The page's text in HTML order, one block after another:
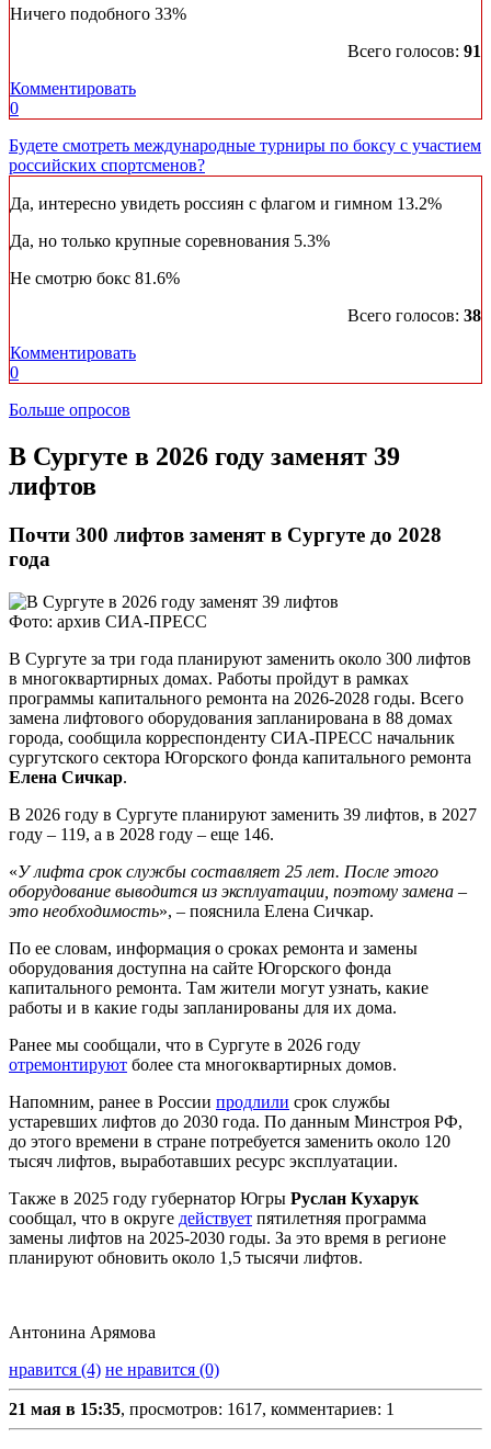
Ничего подобного 33%
Всего голосов: 91
Комментировать
0
Будете смотреть международные турниры по боксу с участием
российских спортсменов?
Да, интересно увидеть россиян с флагом и гимном 13.2%
Да, но только крупные соревнования 5.3%
Не смотрю бокс 81.6%
Всего голосов: 38
Комментировать
0
Больше опросов
​В Сургуте в 2026 году заменят 39
лифтов
Почти 300 лифтов заменят в Сургуте до 2028
года
Фото: архив СИА-ПРЕСС
В Сургуте за три года планируют заменить около 300 лифтов
в многоквартирных домах. Работы пройдут в рамках
программы капитального ремонта на 2026-2028 годы. Всего
замена лифтового оборудования запланирована в 88 домах
города, сообщила корреспонденту СИА-ПРЕСС начальник
сургутского сектора Югорского фонда капитального ремонта
Елена Сичкар.
В 2026 году в Сургуте планируют заменить 39 лифтов, в 2027
году ‒ 119, а в 2028 году ‒ еще 146.
«У лифта срок службы составляет 25 лет. После этого
оборудование выводится из эксплуатации, поэтому замена ‒
это необходимость», ‒ пояснила Елена Сичкар.
По ее словам, информация о сроках ремонта и замены
оборудования доступна на сайте Югорского фонда
капитального ремонта. Там жители могут узнать, какие
работы и в какие годы запланированы для их дома.
Ранее мы сообщали, что в Сургуте в 2026 году
отремонтируют более ста многоквартирных домов.
Напомним, ранее в России продлили срок службы
устаревших лифтов до 2030 года. По данным Минстроя РФ,
до этого времени в стране потребуется заменить около 120
тысяч лифтов, выработавших ресурс эксплуатации.
Также в 2025 году губернатор Югры Руслан Кухарук
сообщал, что в округе действует пятилетняя программа
замены лифтов на 2025-2030 годы. За это время в регионе
планируют обновить около 1,5 тысячи лифтов.
Антонина Арямова
нравится (4) не нравится (0)
21 мая в 15:35, просмотров: 1617, комментариев: 1